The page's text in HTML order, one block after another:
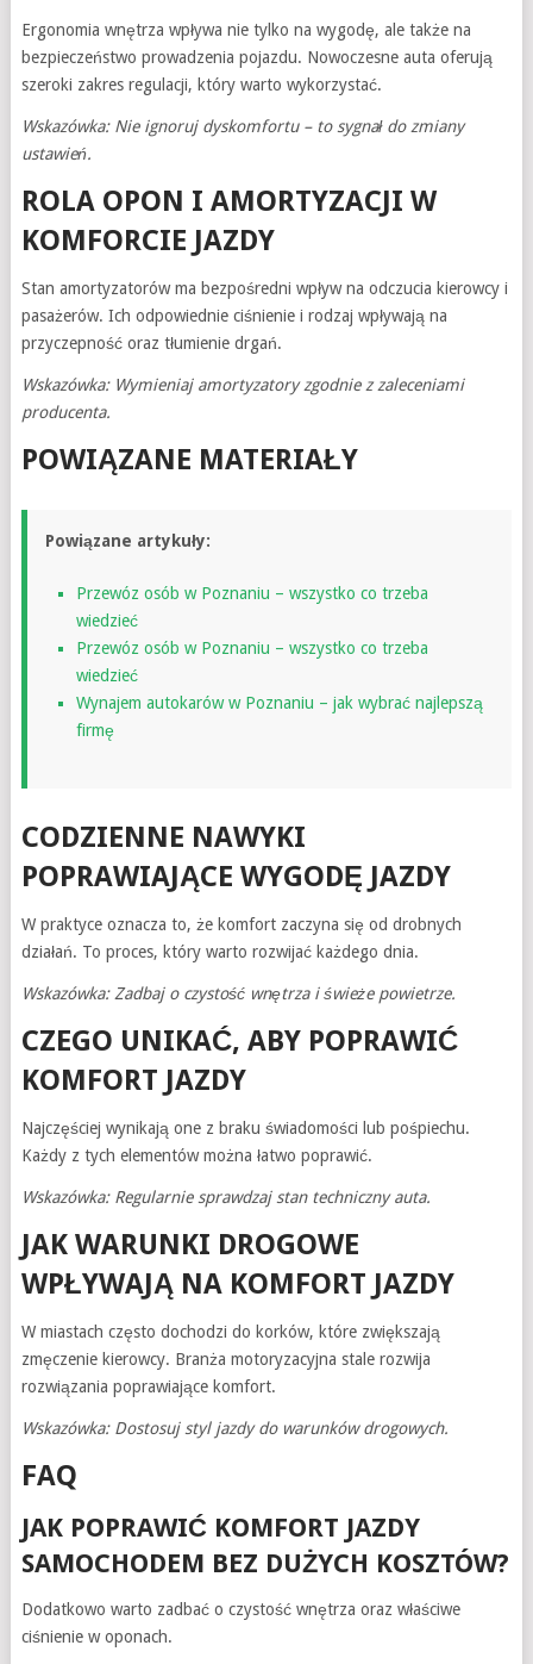
Ergonomia wnętrza wpływa nie tylko na wygodę, ale także na
bezpieczeństwo prowadzenia pojazdu. Nowoczesne auta oferują
szeroki zakres regulacji, który warto wykorzystać.
Wskazówka: Nie ignoruj dyskomfortu – to sygnał do zmiany
ustawień.
ROLA OPON I AMORTYZACJI W
KOMFORCIE JAZDY
Stan amortyzatorów ma bezpośredni wpływ na odczucia kierowcy i
pasażerów. Ich odpowiednie ciśnienie i rodzaj wpływają na
przyczepność oraz tłumienie drgań.
Wskazówka: Wymieniaj amortyzatory zgodnie z zaleceniami
producenta.
POWIĄZANE MATERIAŁY
Powiązane artykuły:
Przewóz osób w Poznaniu – wszystko co trzeba
wiedzieć
Przewóz osób w Poznaniu – wszystko co trzeba
wiedzieć
Wynajem autokarów w Poznaniu – jak wybrać najlepszą
firmę
CODZIENNE NAWYKI
POPRAWIAJĄCE WYGODĘ JAZDY
W praktyce oznacza to, że komfort zaczyna się od drobnych
działań. To proces, który warto rozwijać każdego dnia.
Wskazówka: Zadbaj o czystość wnętrza i świeże powietrze.
CZEGO UNIKAĆ, ABY POPRAWIĆ
KOMFORT JAZDY
Najczęściej wynikają one z braku świadomości lub pośpiechu.
Każdy z tych elementów można łatwo poprawić.
Wskazówka: Regularnie sprawdzaj stan techniczny auta.
JAK WARUNKI DROGOWE
WPŁYWAJĄ NA KOMFORT JAZDY
W miastach często dochodzi do korków, które zwiększają
zmęczenie kierowcy. Branża motoryzacyjna stale rozwija
rozwiązania poprawiające komfort.
Wskazówka: Dostosuj styl jazdy do warunków drogowych.
FAQ
JAK POPRAWIĆ KOMFORT JAZDY
SAMOCHODEM BEZ DUŻYCH KOSZTÓW?
Dodatkowo warto zadbać o czystość wnętrza oraz właściwe
ciśnienie w oponach.